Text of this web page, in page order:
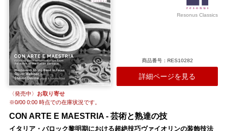
楽しみください。 （演奏家名の詳細は割愛させていただきます）
収録作曲家：
アダン
アルビノーニ ヴァーゲンザイル
ウィリス
エステルハージ G.ガブリエリ
グリーグ
グルーバー コレッリ
シュミット
シュメルツァー チャイコフスキー
テレマン
伝承曲
ノイナー J.C.F.バッハ J.S.バッハ
バルサンティ
パレストリーナ
ハンドル（ガッルス）
ビュファルダン
フィナーレ
フランク
A.マルチェッロ
マンチーニ
マンフレディーニ
Resonus Classics
商品番号：RES10282
詳細ページを見る
〈発売中〉 お取り寄せ
※0/00 0:00時点での在庫状況です。
CON ARTE E MAESTRIA - 芸術と熟達の技
イタリア・バロック黎明期における超絶技巧ヴァイオリンの装飾技法